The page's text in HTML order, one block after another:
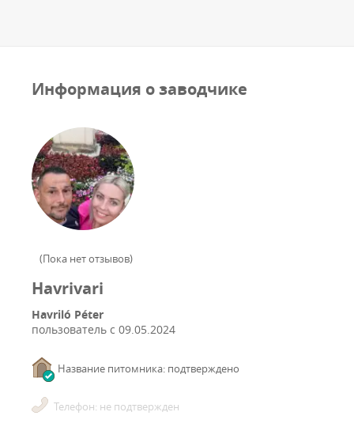
Информация о заводчике
(Пока нет отзывов)
Havrivari
Havriló Péter
пользователь с 09.05.2024
Название питомника: подтверждено
Телефон: не подтвержден